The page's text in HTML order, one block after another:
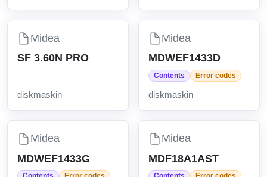
Midea
SF 3.60N PRO
diskmaskin
Midea
MDWEF1433D
Contents Error codes
diskmaskin
Midea
MDWEF1433G
Midea
MDF18A1AST